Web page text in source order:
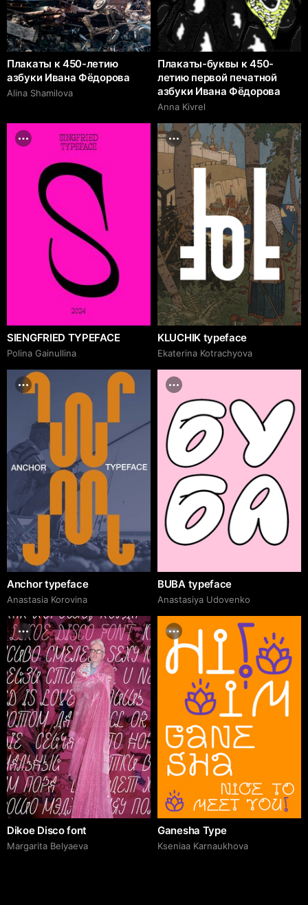
Плакаты к 450-летию
азбуки Ивана Фёдорова
Alina Shamilova
Плакаты-буквы к 450-
летию первой печатной
азбуки Ивана Фёдорова
Anna Kivrel
SIENGFRIED TYPEFACE
Polina Gainullina
KLUCHIK typeface
Ekaterina Kotrachyova
Anchor typeface
Anastasia Korovina
BUBA typeface
Anastasiya Udovenko
Dikoe Disco font
Margarita Belyaeva
Ganesha Type
Kseniaa Karnaukhova